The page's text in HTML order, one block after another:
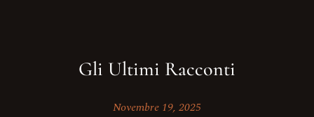
Gli Ultimi Racconti
Novembre 19, 2025